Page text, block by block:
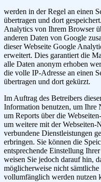
werden in der Regel an einen
übertragen und dort
Analytics von Ihrem Browser
anderen Daten von Google
dieser Webseite Google
erweitert. Dies garantiert die
alle Daten anonym erhoben
die volle IP-Adresse an einen
übertragen und dort gekürzt.
Im Auftrag des Betreibers
Information benutzen, um Ihre
um Reports über die
um weitere mit der Webseiten-
verbundene Dienstleistungen
erbringen. Sie können die
entsprechende Einstellung
weisen Sie jedoch darauf hin,
möglicherweise nicht
vollumfänglich werden nutzen